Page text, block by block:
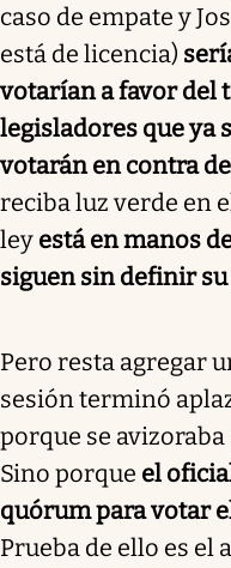
caso de empate y
está de licencia)
votarían a favor del
legisladores que ya
votarán en contra
reciba luz verde en
ley está en manos
siguen sin definir
Pero resta agregar
sesión terminó
porque se
Sino porque el
quórum para votar
Prueba de ello es el